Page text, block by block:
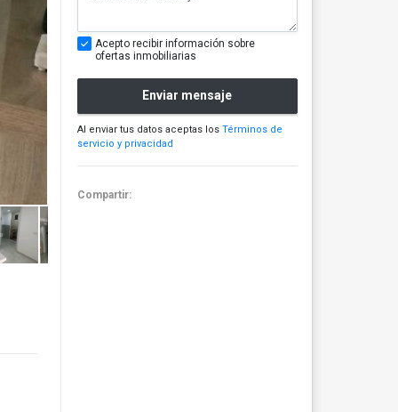
Acepto recibir información sobre
ofertas inmobiliarias
Enviar mensaje
Al enviar tus datos aceptas los Términos de
servicio y privacidad
Compartir: